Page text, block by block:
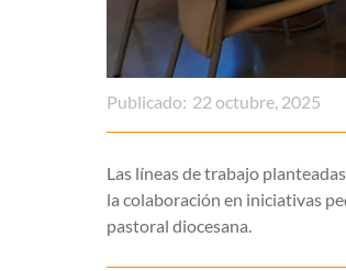
Publicado: 22 octubre, 2025
Las líneas de trabajo
la colaboración en iniciativas
pastoral diocesana.